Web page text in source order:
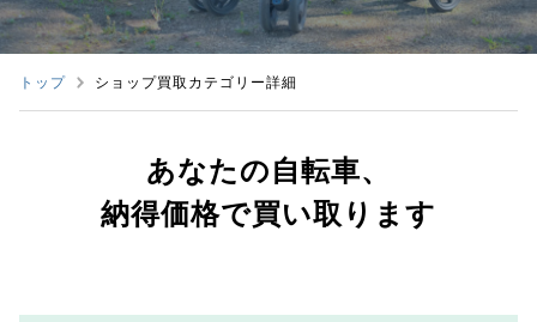
トップ ショップ買取カテゴリー詳細
あなたの自転車、
納得価格で買い取ります